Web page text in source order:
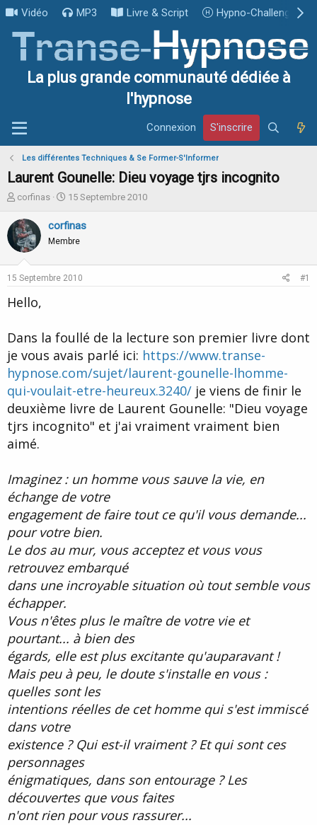
Vidéo MP3 Livre & Script Hypno-Challenge
La plus grande communauté dédiée à
l'hypnose
Connexion S'inscrire
Les différentes Techniques & Se Former-S'Informer
Laurent Gounelle: Dieu voyage tjrs incognito
I
i
t
i
u
e
a
d
i
c
u
s
s
o
corfinas
D
t
d
d
15 Septembre 2010
corfinas
Membre
15 Septembre 2010 #1
Hello,
Dans la foullé de la lecture son premier livre dont
je vous avais parlé ici: https://www.transe-
hypnose.com/sujet/laurent-gounelle-lhomme-
qui-voulait-etre-heureux.3240/ je viens de finir le
deuxième livre de Laurent Gounelle: "Dieu voyage
tjrs incognito" et j'ai vraiment vraiment bien
aimé.
Imaginez : un homme vous sauve la vie, en
échange de votre
engagement de faire tout ce qu'il vous demande...
pour votre bien.
Le dos au mur, vous acceptez et vous vous
retrouvez embarqué
dans une incroyable situation où tout semble vous
échapper.
Vous n'êtes plus le maître de votre vie et
pourtant... à bien des
égards, elle est plus excitante qu'auparavant !
Mais peu à peu, le doute s'installe en vous :
quelles sont les
intentions réelles de cet homme qui s'est immiscé
dans votre
existence ? Qui est-il vraiment ? Et qui sont ces
personnages
énigmatiques, dans son entourage ? Les
découvertes que vous faites
n'ont rien pour vous rassurer...